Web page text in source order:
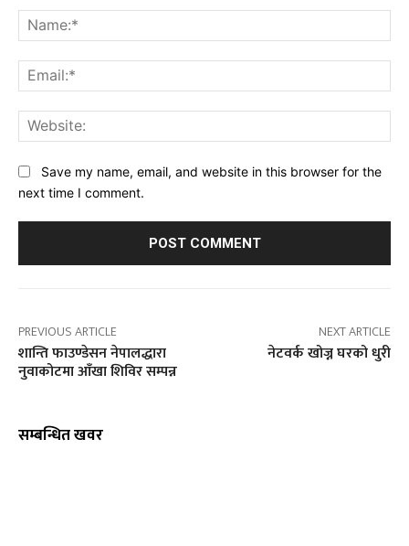
Save my name, email, and website in this browser for the
next time I comment.
PREVIOUS ARTICLE
शान्ति फाउण्डेसन नेपालद्धारा
नुवाकोटमा आँखा शिविर सम्पन्न
NEXT ARTICLE
नेटवर्क खोज्न घरको धुरी
सम्बन्धित खवर